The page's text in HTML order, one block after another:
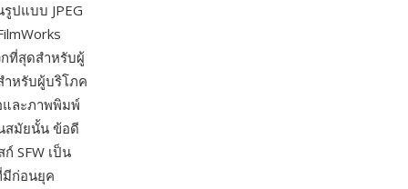
ปแบบ JPEG
ที่สุดสำหรับผู้
หรับผู้บริโภค
และภาพพิมพ์
สมัยนั้น ข้อดี
SFW เป็น
มีก่อนยุค